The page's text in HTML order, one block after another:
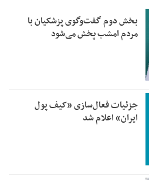
بخش دوم گفت‌وگوی پزشکیان با
مردم امشب پخش می‌شود
جزئیات فعال‌سازی «کیف پول
ایران» اعلام شد